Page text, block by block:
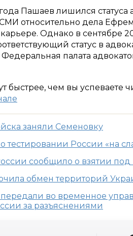
Пашаев лишился статуса
относительно дела
Однако в сентябре
статус в
Федеральная палата
быстрее, чем вы успеваете
заняли Семеновку
тестировании России «на
сообщило о взятии под
обмен территорий
во временное
за разъяснениями